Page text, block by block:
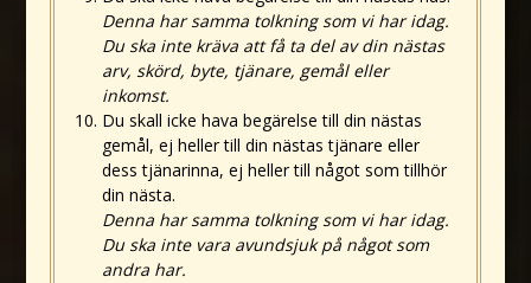
Denna har samma tolkning som vi har idag.
Du ska inte kräva att få ta del av din nästas
arv, skörd, byte, tjänare, gemål eller
inkomst.
Du skall icke hava begärelse till din nästas
gemål, ej heller till din nästas tjänare eller
dess tjänarinna, ej heller till något som tillhör
din nästa.
Denna har samma tolkning som vi har idag.
Du ska inte vara avundsjuk på något som
andra har.